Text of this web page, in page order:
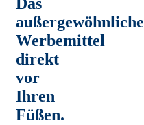
außergewöhnliche
Werbemittel
direkt
vor
Ihren
Füßen.